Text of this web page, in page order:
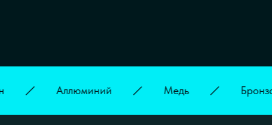
Аллюминий Медь Бронза